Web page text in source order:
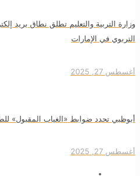
وزارة التربية والتعليم تطلق نطاق بريد
التربوي في الإمارات
أغسطس 27, 2025
أبوظبي تحدد ضوابط «الغياب المقبول»
أغسطس 27, 2025